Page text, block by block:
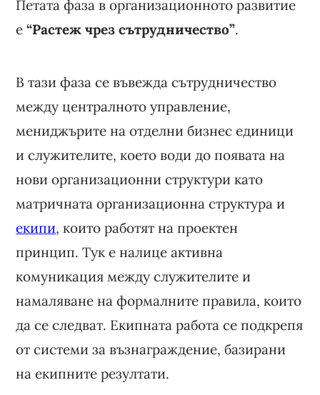
Петата фаза в организационното развитие
е“Растеж чрез сътрудничество”.
В тази фаза се въвежда сътрудничество
между централното управление,
мениджърите на отделни бизнес единици
и служителите, което води до появата на
нови организационни структури като
матричната организационна структура и
екипи, които работят на проектен
принцип. Тук е налице активна
комуникация между служителите и
намаляване на формалните правила, които
да се следват. Екипната работа се подкрепя
от системи за възнаграждение, базирани
на екипните резултати.